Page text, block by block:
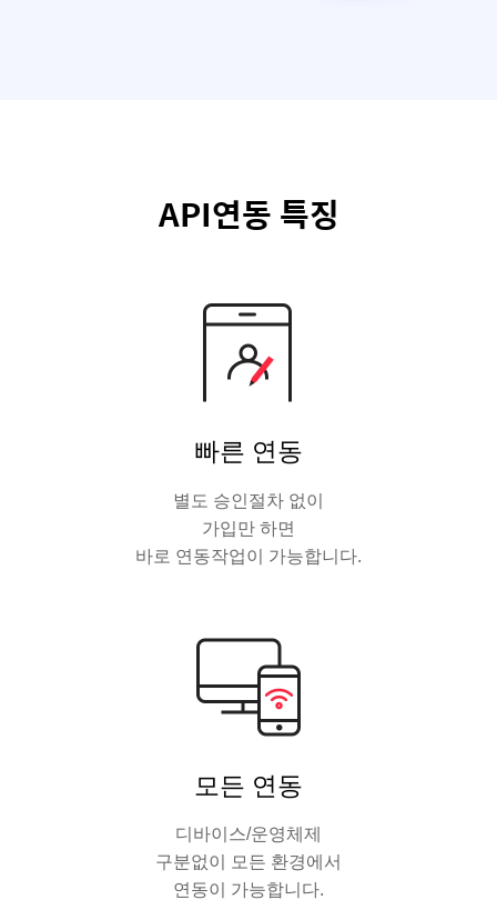
API연동 특징
빠른 연동
별도 승인절차 없이
가입만 하면
바로 연동작업이 가능합니다.
모든 연동
디바이스/운영체제
구분없이 모든 환경에서
연동이 가능합니다.